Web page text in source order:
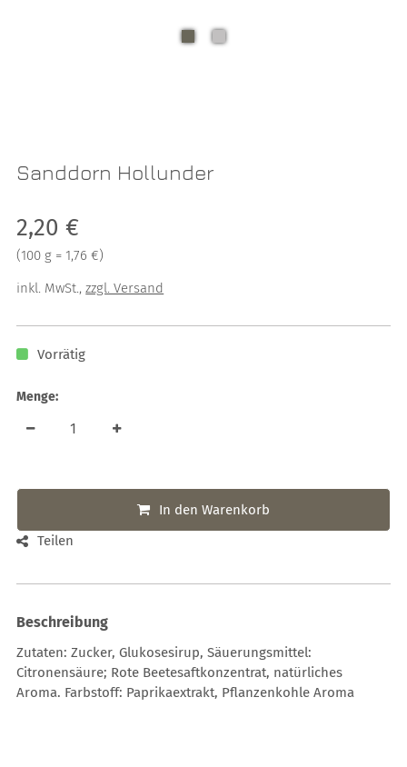
Sanddorn Hollunder
Verkaufspreis: 2,20 €
2,20 €
Preis pro 100 g = 1,76 €
(100 g = 1,76 €)
inkl. MwSt.,zzgl. Versand
Vorrätig
Menge:
In den Warenkorb
Teilen
Beschreibung
Zutaten: Zucker, Glukosesirup, Säuerungsmittel:
Citronensäure; Rote Beetesaftkonzentrat, natürliches
Aroma. Farbstoff: Paprikaextrakt, Pflanzenkohle Aroma